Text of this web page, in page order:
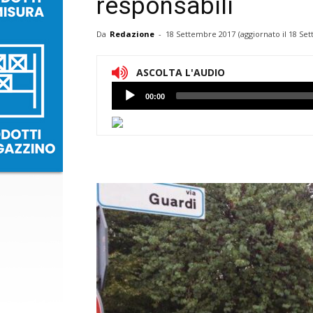
responsabili
Da Redazione - 18 Settembre 2017 (aggiornato il 18
ASCOLTA L'AUDIO
Lettore
Audio
00:00